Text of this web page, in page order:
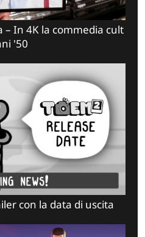
– In 4K la commedia cult
'50
con la data di uscita